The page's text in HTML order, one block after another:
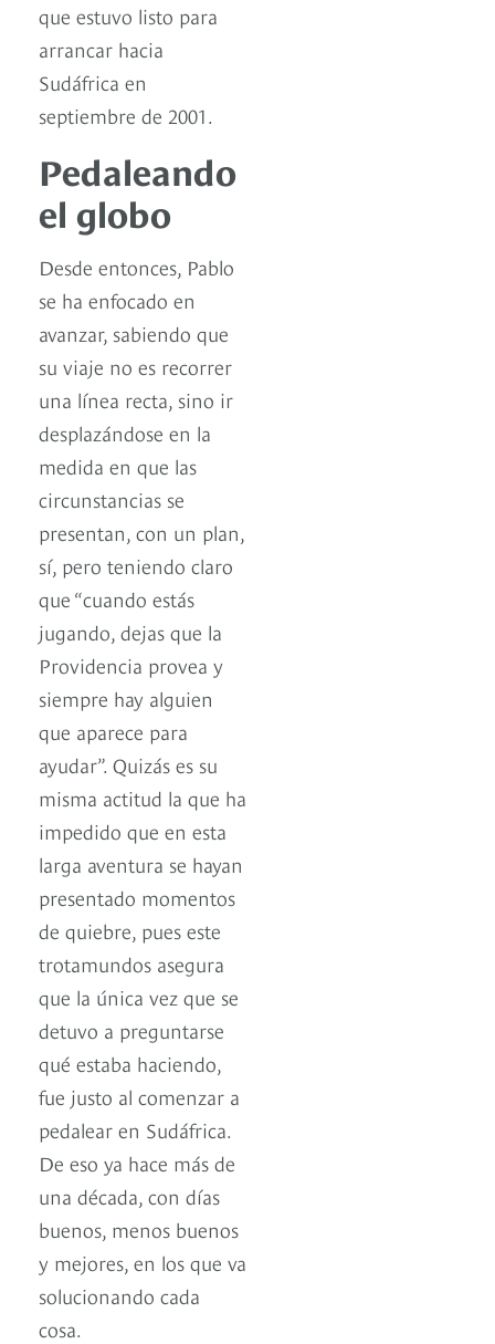
que estuvo listo para
arrancar hacia
Sudáfrica en
septiembre de 2001.
Pedaleando
el globo
Desde entonces, Pablo
se ha enfocado en
avanzar, sabiendo que
su viaje no es recorrer
una línea recta, sino ir
desplazándose en la
medida en que las
circunstancias se
presentan, con un plan,
sí, pero teniendo claro
que “cuando estás
jugando, dejas que la
Providencia provea y
siempre hay alguien
que aparece para
ayudar”. Quizás es su
misma actitud la que ha
impedido que en esta
larga aventura se hayan
presentado momentos
de quiebre, pues este
trotamundos asegura
que la única vez que se
detuvo a preguntarse
qué estaba haciendo,
fue justo al comenzar a
pedalear en Sudáfrica.
De eso ya hace más de
una década, con días
buenos, menos buenos
y mejores, en los que va
solucionando cada
cosa.